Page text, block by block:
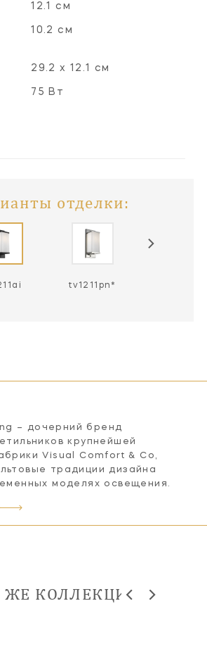
12.1 см
10.2 см
29.2 х 12.1 см
75 Вт
отделки:
tv1211pn*
– дочерний бренд
крупнейшей
Visual Comfort & Co,
традиции дизайна
моделях освещения.
ЖЕ КОЛЛЕКЦИИ